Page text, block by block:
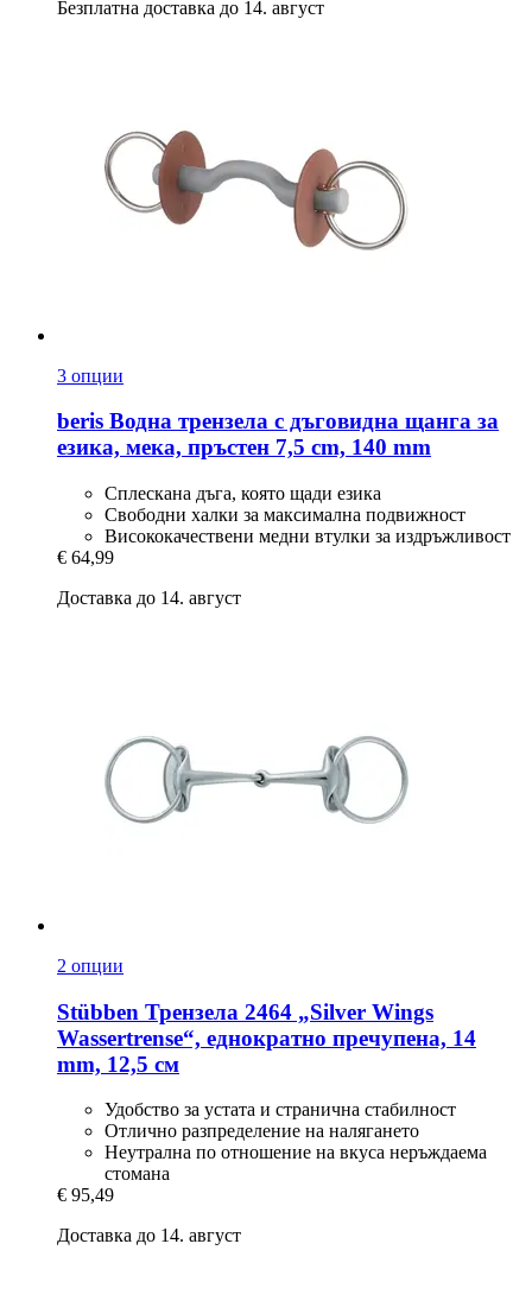
Безплатна доставка до 14. август
3 опции
beris Водна трензела с дъговидна щанга за
езика, мека, пръстен 7,5 cm, 140 mm
Сплескана дъга, която щади езика
Свободни халки за максимална подвижност
Висококачествени медни втулки за издръжливост
€ 64,99
Доставка до 14. август
2 опции
Stübben Трензела 2464 „Silver Wings
Wassertrense“, еднократно пречупена, 14
mm, 12,5 см
Удобство за устата и странична стабилност
Отлично разпределение на налягането
Неутрална по отношение на вкуса неръждаема
стомана
€ 95,49
Доставка до 14. август